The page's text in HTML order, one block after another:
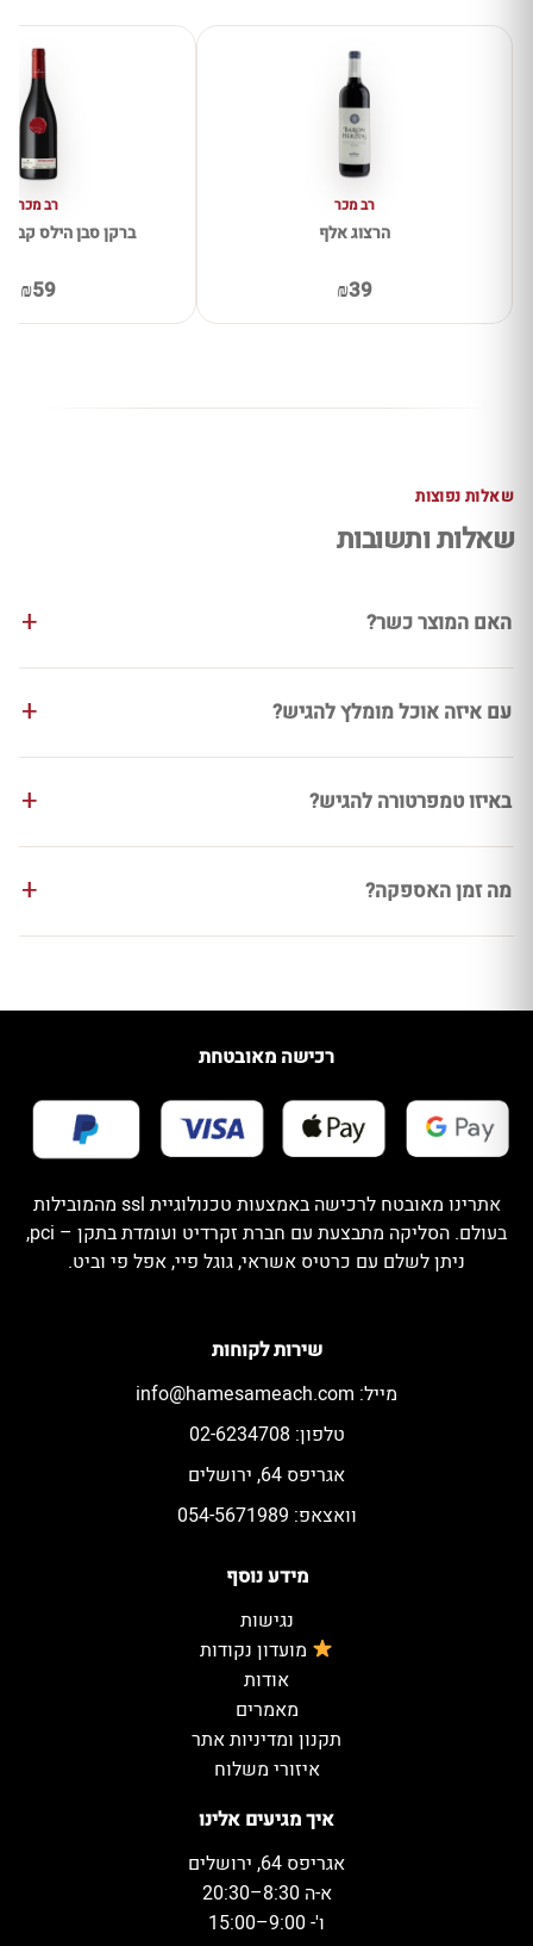
רב מכר
הרצוג אלף
₪39
רב מכר
ברקן סבן הילס
₪59
שאלות נפוצות
שאלות ותשובות
האם המוצר כשר?
עם איזה אוכל מומלץ להגיש?
באיזו טמפרטורה להגיש?
מה זמן האספקה?
איך מגיעים אלינו
אגריפס 64, ירושלים
א-ה 8:30–20:30
ו'- 9:00–15:00
מידע נוסף
נגישות
מועדון נקודות
אודות
מאמרים
תקנון ומדיניות אתר
איזורי משלוח
שירות לקוחות
מייל: info@hamesameach.com
טלפון: 02-6234708
אגריפס 64, ירושלים
וואצאפ: 054-5671989
רכישה מאובטחת
אתרינו מאובטח לרכישה באמצעות טכנולוגיית ssl מהמובילות
בעולם. הסליקה מתבצעת עם חברת זקרדיט ועומדת בתקן – pci,
ניתן לשלם עם כרטיס אשראי, גוגל פיי, אפל פי וביט.